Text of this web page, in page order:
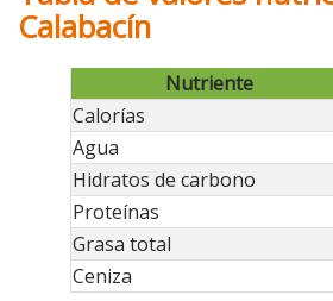
Calabacín
Nutriente
Calorías
Agua
Hidratos de carbono
Proteínas
Grasa total
Ceniza